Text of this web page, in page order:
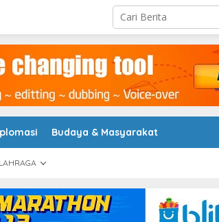
Budaya & Masyarakat